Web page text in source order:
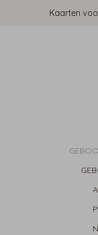
Kaarten